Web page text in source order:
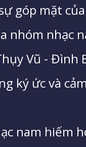
góp mặt
nhóm nhạc
Vũ - Đình
ký ức và
nam hiếm